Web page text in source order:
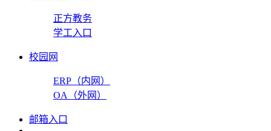
正方教务
学工入口
校园网
ERP（内网）
OA（外网）
邮箱入口